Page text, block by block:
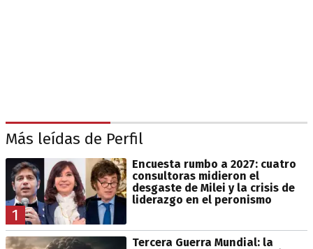
Más leídas de Perfil
1
Encuesta rumbo a 2027: cuatro
consultoras midieron el
desgaste de Milei y la crisis de
liderazgo en el peronismo
Tercera Guerra Mundial: la